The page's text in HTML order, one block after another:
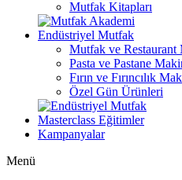
Mutfak Kitapları
Endüstriyel Mutfak
Mutfak ve Restaurant
Pasta ve Pastane
Fırın ve Fırıncılık
Özel Gün Ürünleri
Masterclass Eğitimler
Kampanyalar
Menü